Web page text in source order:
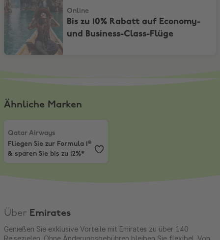
Online
Bis zu 10% Rabatt auf Economy-
und Business-Class-Flüge
Ähnliche Marken
Qatar Airways
Fliegen Sie zur Formula 1® & sparen Sie bis zu 12%*
Qatar Airways
Fliegen Sie zur Formula 1®
& sparen Sie bis zu 12%*
Über Emirates
Genießen Sie exklusive Vorteile mit Emirates zu über 140
Reisezielen. Ohne Änderungsgebühren bleiben Sie flexibel. Von